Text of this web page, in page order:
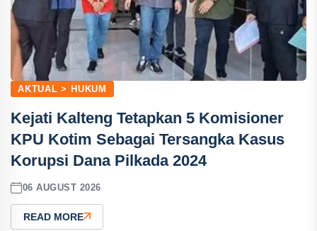
AKTUAL > HUKUM
Kejati Kalteng Tetapkan 5 Komisioner
KPU Kotim Sebagai Tersangka Kasus
Korupsi Dana Pilkada 2024
06 AUGUST 2026
READ MORE